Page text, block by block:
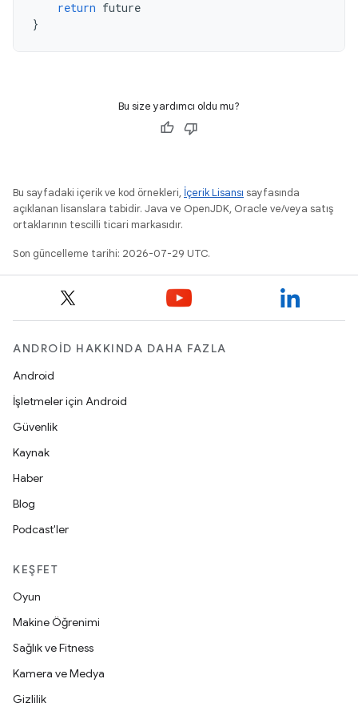
return future
}
Bu size yardımcı oldu mu?
Bu sayfadaki içerik ve kod örnekleri, İçerik Lisansı sayfasında
açıklanan lisanslara tabidir. Java ve OpenJDK, Oracle ve/veya satış
ortaklarının tescilli ticari markasıdır.
Son güncelleme tarihi: 2026-07-29 UTC.
ANDROID HAKKINDA DAHA FAZLA
Android
İşletmeler için Android
Güvenlik
Kaynak
Haber
Blog
Podcast'ler
KEŞFET
Oyun
Makine Öğrenimi
Sağlık ve Fitness
Kamera ve Medya
Gizlilik